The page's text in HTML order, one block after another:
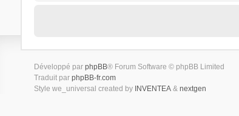
Développé par phpBB® Forum Software © phpBB Limited
Traduit par phpBB-fr.com
Style we_universal created by INVENTEA& nextgen